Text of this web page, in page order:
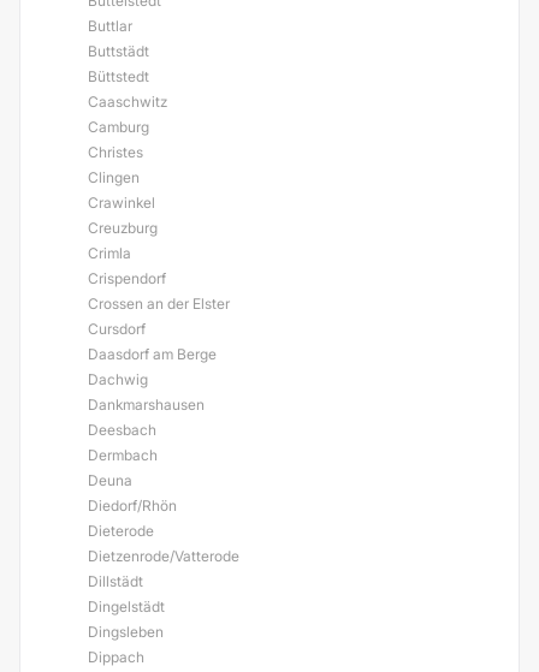
Buttlar
Buttstädt
Büttstedt
Caaschwitz
Camburg
Christes
Clingen
Crawinkel
Creuzburg
Crimla
Crispendorf
Crossen an der Elster
Cursdorf
Daasdorf am Berge
Dachwig
Dankmarshausen
Deesbach
Dermbach
Deuna
Diedorf/Rhön
Dieterode
Dietzenrode/Vatterode
Dillstädt
Dingelstädt
Dingsleben
Dippach